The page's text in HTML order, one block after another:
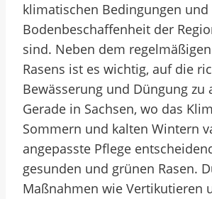
klimatischen Bedingungen und
Bodenbeschaffenheit der
sind. Neben dem
Rasens ist es wichtig, auf die
Bewässerung und Düngung zu
Gerade in Sachsen, wo das
Sommern und kalten Wintern
angepasste Pflege
gesunden und grünen Rasen.
Maßnahmen wie Vertikutieren